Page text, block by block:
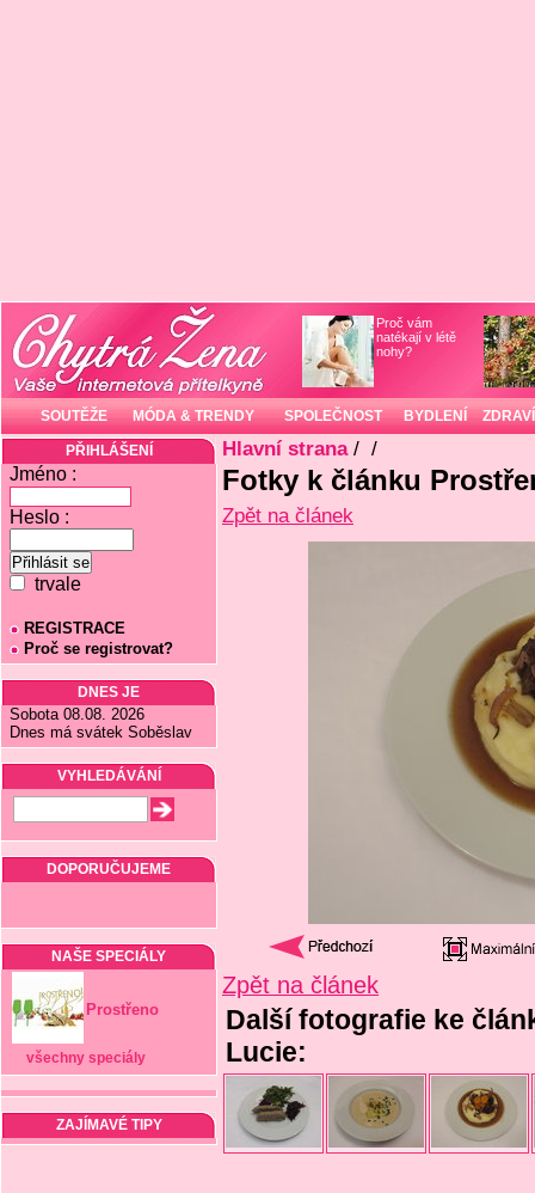
Proč vám
natékají v létě
nohy?
SOUTĚŽE MÓDA & TRENDY SPOLEČNOST BYDLENÍ ZDRAVÍ
PŘIHLÁŠENÍ
Jméno :
Heslo :
trvale
REGISTRACE
Proč se registrovat?
DNES JE
Sobota 08.08. 2026
Dnes má svátek Soběslav
VYHLEDÁVÁNÍ
DOPORUČUJEME
NAŠE SPECIÁLY
Prostřeno
všechny speciály
ZAJÍMAVÉ TIPY
Hlavní strana/ /
Fotky k článku
Zpět na článek
Zpět na článek
Další fotografie ke
Lucie: